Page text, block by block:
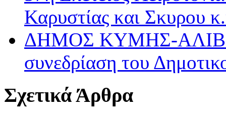
Καρυστίας και Σκυρου
ΔΗΜΟΣ ΚΥΜΗΣ-
συνεδρίαση του
Σχετικά Άρθρα